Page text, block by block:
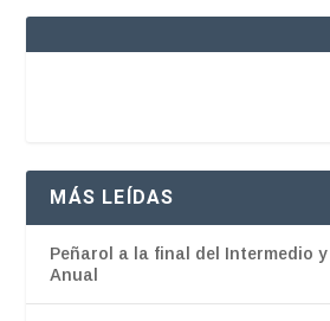
MÁS LEÍDAS
Peñarol a la final del Intermedio
Anual